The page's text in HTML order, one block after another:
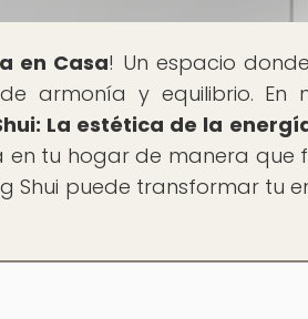
en Casa! Un espacio
armonía y equilibrio. En
La estética de la
tu hogar de manera que
Shui puede transformar tu